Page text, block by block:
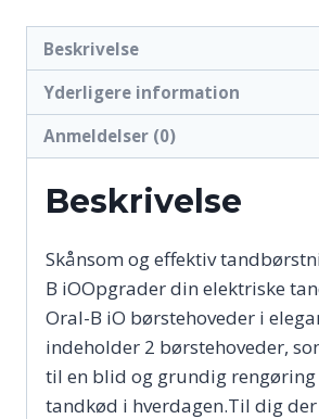
Beskrivelse
Yderligere information
Anmeldelser (0)
Beskrivelse
Skånsom og effektiv
B iOOpgrader din elektriske
Oral-B iO børstehoveder i
indeholder 2 børstehoveder,
til en blid og grundig
tandkød i hverdagen.Til dig der